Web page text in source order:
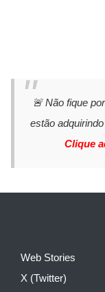
🚨 Não fique
estão
Clique
Web Stories
X (Twitter)